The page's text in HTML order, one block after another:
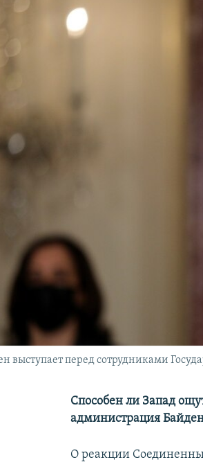
выступает перед сотрудниками
Способен ли Запад
администрация
О реакции